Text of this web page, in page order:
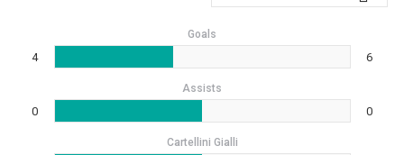
Goals
4 6
Assists
0 0
Cartellini Gialli